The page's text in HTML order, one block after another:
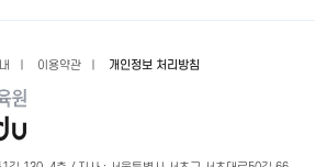
이용약관 개인정보 처리방침